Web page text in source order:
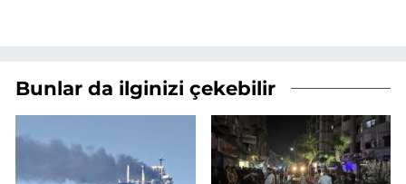
Bunlar da ilginizi çekebilir